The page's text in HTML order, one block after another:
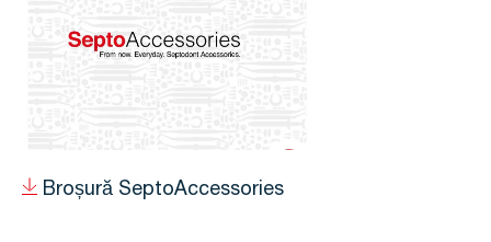
Broșură SeptoAccessories